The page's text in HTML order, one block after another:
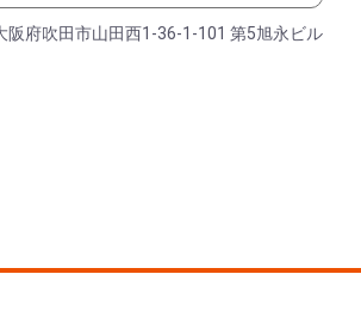
阪府吹田市山田西1-36-1-101 第5旭永ビル